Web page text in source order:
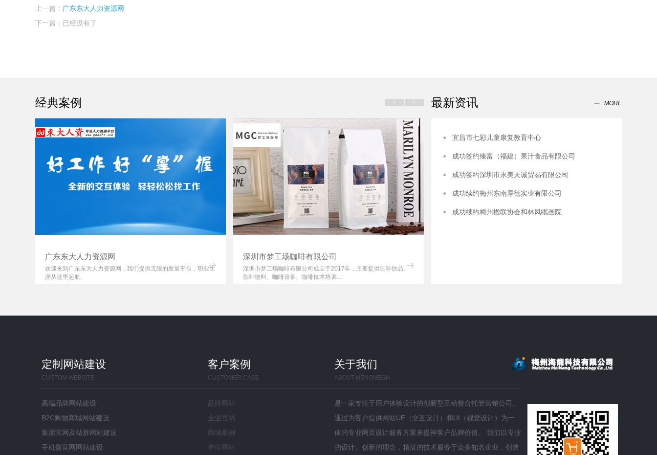
上一篇： 广东东大人力资源网
下一篇：已经没有了
经典案例
广东东大人力资源网
欢迎来到广东东大人力资源网，我们提供无限的发展平台，职业生
涯从这里起航。
深圳市梦工场咖啡有限公司
深圳市梦工场咖啡有限公司成立于2017年，主要提供咖啡饮品、
咖啡物料、咖啡设备、咖啡技术培训...
最新资讯 MORE
宜昌市七彩儿童康复教育中心
成功签约臻富（福建）果汁食品有限公司
成功签约深圳市永美天诚贸易有限公司
成功续约梅州东南厚德实业有限公司
成功续约梅州楹联协会和林凤眠画院​
定制网站建设
CUSTOM WEBSITE
高端品牌网站建设
B2C购物商城网站建设
集团官网及站群网站建设
手机微官网网站建设
客户案例
CUSTOMER CASE
品牌网站
企业官网
商城案例
单位网站
关于我们
ABOUT HENGNEGN
是一家专注于用户体验设计的创新型互动整合托管营销公司。
通过为客户提供网站UE（交互设计）和UI（视觉设计）为一
体的专业网页设计服务方案来提神客户品牌价值。 我们以专业
的设计。创新的理念，精湛的技术服务于众多知名企业，创造